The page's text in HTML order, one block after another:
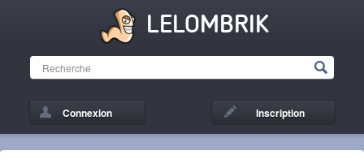
LELOMBRIK
Connexion Inscription